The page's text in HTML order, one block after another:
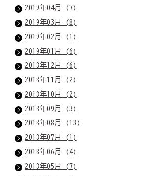
2019年04月 (7)
2019年03月 (8)
2019年02月 (1)
2019年01月 (6)
2018年12月 (6)
2018年11月 (2)
2018年10月 (2)
2018年09月 (3)
2018年08月 (13)
2018年07月 (1)
2018年06月 (4)
2018年05月 (7)